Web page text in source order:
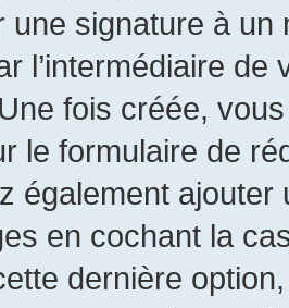
une signature à un
l’intermédiaire
Une fois créée,
le formulaire de
également
en cochant la
dernière